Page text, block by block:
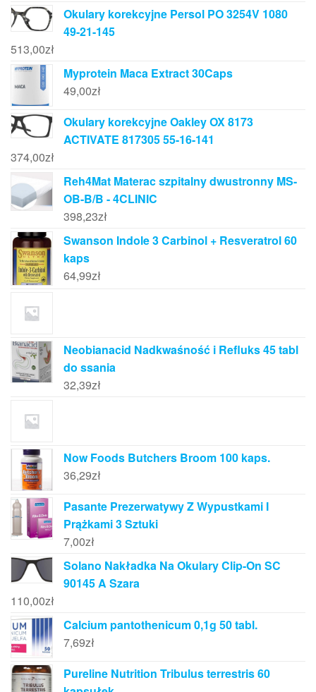
Okulary korekcyjne Persol PO 3254V 1080
49-21-145
513,00zł
Myprotein Maca Extract 30Caps
49,00zł
Okulary korekcyjne Oakley OX 8173
ACTIVATE 817305 55-16-141
374,00zł
Reh4Mat Materac szpitalny dwustronny MS-
OB-B/B - 4CLINIC
398,23zł
Swanson Indole 3 Carbinol + Resveratrol 60
kaps
64,99zł
Neobianacid Nadkwaśność i Refluks 45 tabl
do ssania
32,39zł
Now Foods Butchers Broom 100 kaps.
36,29zł
Pasante Prezerwatywy Z Wypustkami I
Prążkami 3 Sztuki
7,00zł
Solano Nakładka Na Okulary Clip-On SC
90145 A Szara
110,00zł
Calcium pantothenicum 0,1g 50 tabl.
7,69zł
Pureline Nutrition Tribulus terrestris 60